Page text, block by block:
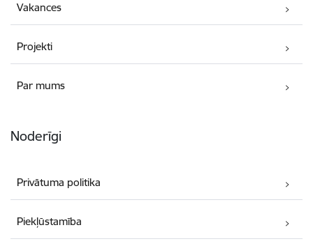
Vakances
Projekti
Par mums
Noderīgi
Privātuma politika
Piekļūstamība